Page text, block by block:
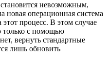
невозможным,
новая операционная система
процесс. В этом случае
только с помощью
вернуть стандартные
лишь обновить